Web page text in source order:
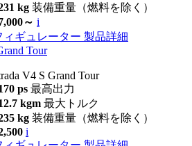
kg 装備重量（燃料を除く）
～ i
ィギュレーター 製品詳細
Tour
V4 S Grand Tour
ps 最高出力
kgm 最大トルク
kg 装備重量（燃料を除く）
i